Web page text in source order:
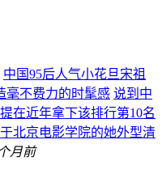
中国95后人气小花旦宋祖
毫不费力的时髦感 说到中
在近年拿下该排行第10名
北京电影学院的她外型清
月前